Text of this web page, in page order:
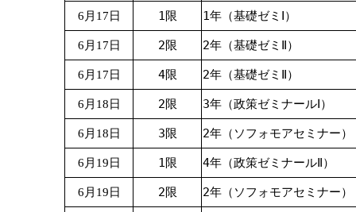
6月17日 1限 1年（基礎ゼミⅠ）
6月17日 2限 2年（基礎ゼミⅡ）
6月17日 4限 2年（基礎ゼミⅡ）
6月18日 2限 3年（政策ゼミナールⅠ）
6月18日 3限 2年（ソフォモアセミナー）
6月19日 1限 4年（政策ゼミナールⅡ）
6月19日 2限 2年（ソフォモアセミナー）